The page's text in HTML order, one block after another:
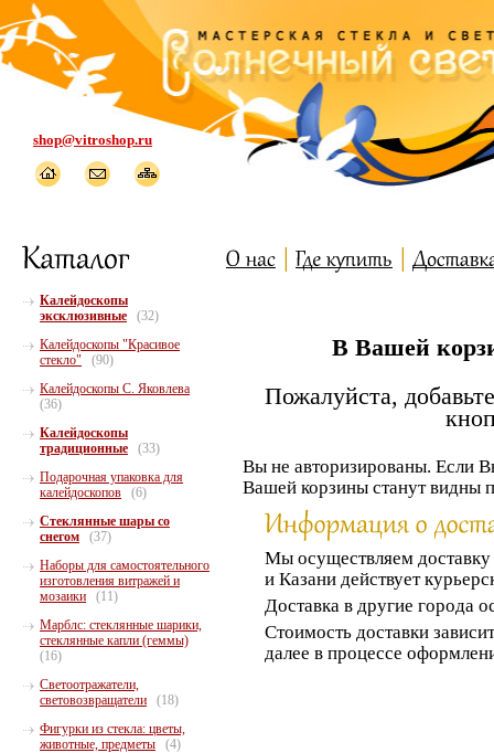
shop@vitroshop.ru
В Вашей
Пожалуйста,
Вы не авторизированы. Если
Вашей корзины станут видны
Мы осуществляем доставку
и Казани действует
Доставка в другие города
Стоимость доставки
далее в процессе
Калейдоскопы
эксклюзивные
(32)
Калейдоскопы "Красивое
стекло"
(90)
Калейдоскопы С. Яковлева
(36)
Калейдоскопы
традиционные
(33)
Подарочная упаковка для
калейдоскопов
(6)
Стеклянные шары со
снегом
(37)
Наборы для самостоятельного
изготовления витражей и
мозаики
(11)
Марблс: стеклянные шарики,
стеклянные капли (геммы)
(16)
Светоотражатели,
световозвращатели
(18)
Фигурки из стекла: цветы,
животные, предметы
(4)